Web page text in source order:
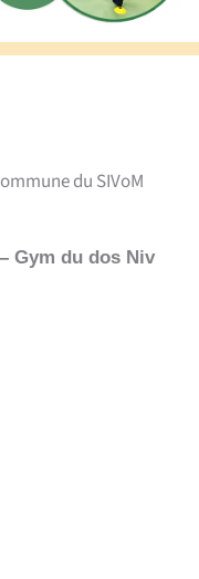
du SIVoM
Gym du dos Niv